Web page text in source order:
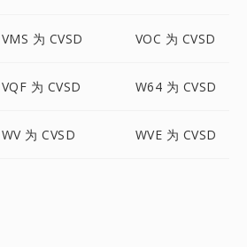
VMS 为 CVSD VOC 为 CVSD
VQF 为 CVSD W64 为 CVSD
WV 为 CVSD WVE 为 CVSD